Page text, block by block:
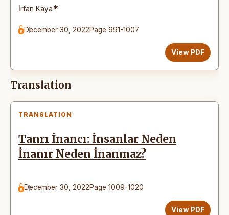
İrfan Kaya*
December 30, 2022Page 991-1007
View PDF
Translation
TRANSLATION
Tanrı İnancı: İnsanlar Neden
İnanır Neden İnanmaz?
December 30, 2022Page 1009-1020
View PDF